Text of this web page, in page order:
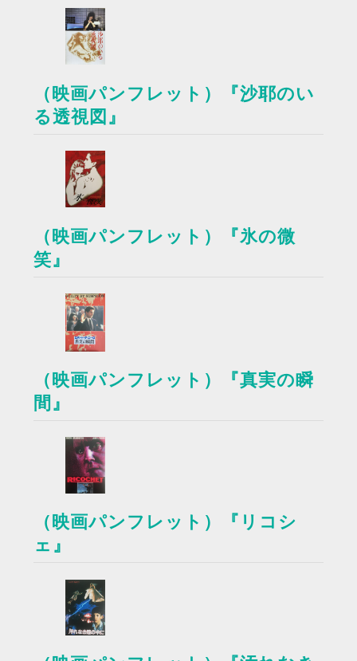
（映画パンフレット）『沙耶のい
る透視図』
（映画パンフレット）『氷の微
笑』
（映画パンフレット）『真実の瞬
間』
（映画パンフレット）『リコシ
ェ』